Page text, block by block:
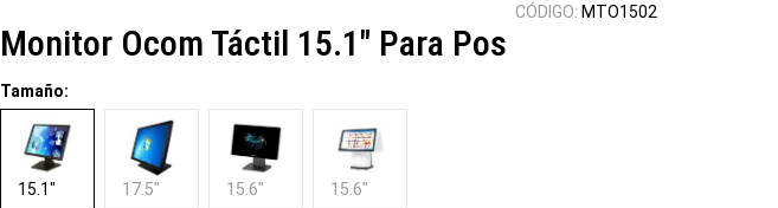
CÓDIGO: MTO1502
Monitor Ocom Táctil 15.1" Para Pos
Tamaño:
15.1" 17.5" 15.6" 15.6"